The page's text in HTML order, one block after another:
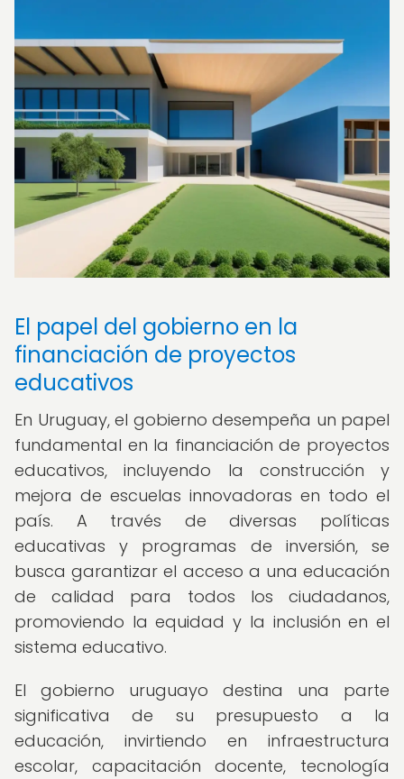
El papel del gobierno en la
financiación de proyectos
educativos
En Uruguay, el gobierno desempeña un papel
fundamental en la financiación de proyectos
educativos, incluyendo la construcción y
mejora de escuelas innovadoras en todo el
país. A través de diversas políticas
educativas y programas de inversión, se
busca garantizar el acceso a una educación
de calidad para todos los ciudadanos,
promoviendo la equidad y la inclusión en el
sistema educativo.
El gobierno uruguayo destina una parte
significativa de su presupuesto a la
educación, invirtiendo en infraestructura
escolar, capacitación docente, tecnología